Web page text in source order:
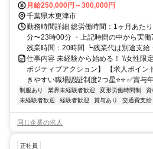
月給250,000円～300,000円
千葉県木更津市
勤務時間詳細 総労働時間：1ヶ月あた
分〜23時00分 ・上記時間の中から実
残業時間：20時間 ┗残業代は別途支
仕事内容 未経験から始める！ \\女性限
ポジティブアクション】 【求人ポイン
きやすい職場認証制度2つ星⭐⭐ ✅賞与
制服あり 業界未経験者歓迎 変形労働時間制
未経験者歓迎
経験者歓迎 賞与あり 交通費支給
同じ企業の求人
正社員